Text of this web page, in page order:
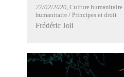
27/02/2020, Culture
humanitaire / Principes et droit
Frédéric Joli